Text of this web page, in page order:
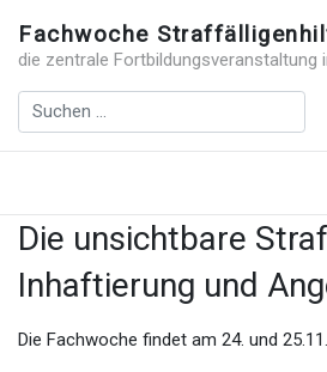
Fachwoche
die zentrale Fortbildungsveranstaltung
Die unsichtbare
Inhaftierung und
Die Fachwoche findet am 24. und